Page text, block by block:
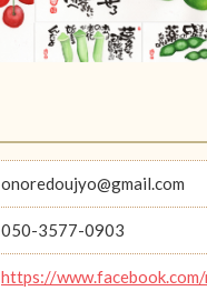
onoredoujyo@gmail.com
050-3577-0903
https://